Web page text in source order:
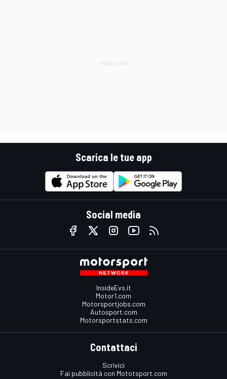
Scarica le tue app
Social media
InsideEvs.it
Motor1.com
Motorsportjobs.com
Autosport.com
Motorsportstats.com
Contattaci
Scrivici
Fai pubblicità con Mototsport.com